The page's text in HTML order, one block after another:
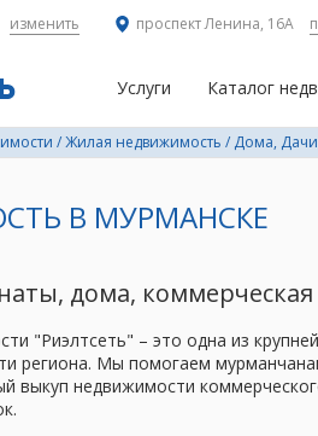
изменить проспект Ленина, 16А
Услуги Каталог
/Жилая недвижимость / Дома,
В МУРМАНСКЕ
дома,
"Риэлтсеть" – это одна из
региона. Мы помогаем
выкуп недвижимости